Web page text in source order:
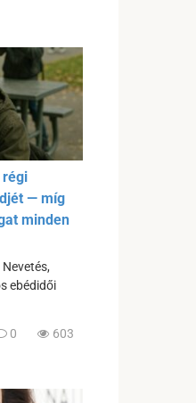
— míg
minden
ebédidői
0 603